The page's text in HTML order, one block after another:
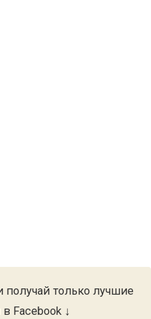
только лучшие
Facebook ↓